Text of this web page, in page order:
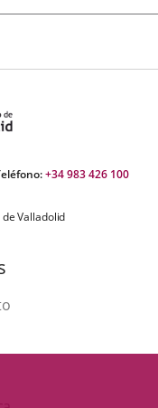
+34 983 426 100
Valladolid